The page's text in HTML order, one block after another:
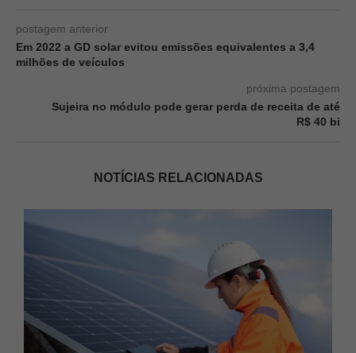
postagem anterior
Em 2022 a GD solar evitou emissões equivalentes a 3,4
milhões de veículos
próxima postagem
Sujeira no módulo pode gerar perda de receita de até
R$ 40 bi
NOTÍCIAS RELACIONADAS